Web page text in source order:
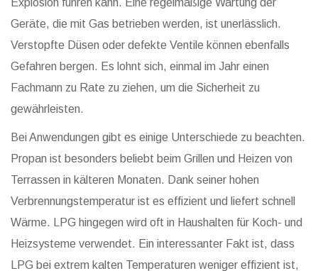
Geräte, die mit Gas betrieben werden, ist unerlässlich.
Verstopfte Düsen oder defekte Ventile können ebenfalls
Gefahren bergen. Es lohnt sich, einmal im Jahr einen
Fachmann zu Rate zu ziehen, um die Sicherheit zu
gewährleisten.
Bei Anwendungen gibt es einige Unterschiede zu beachten.
Propan ist besonders beliebt beim Grillen und Heizen von
Terrassen in kälteren Monaten. Dank seiner hohen
Verbrennungstemperatur ist es effizient und liefert schnell
Wärme. LPG hingegen wird oft in Haushalten für Koch- und
Heizsysteme verwendet. Ein interessanter Fakt ist, dass
LPG bei extrem kalten Temperaturen weniger effizient ist,